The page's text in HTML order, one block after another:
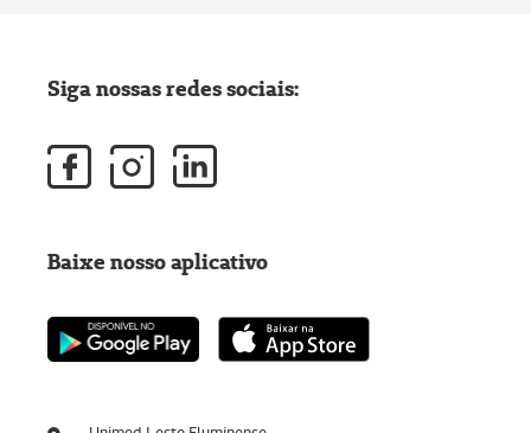
Siga nossas redes sociais:
Baixe nosso aplicativo